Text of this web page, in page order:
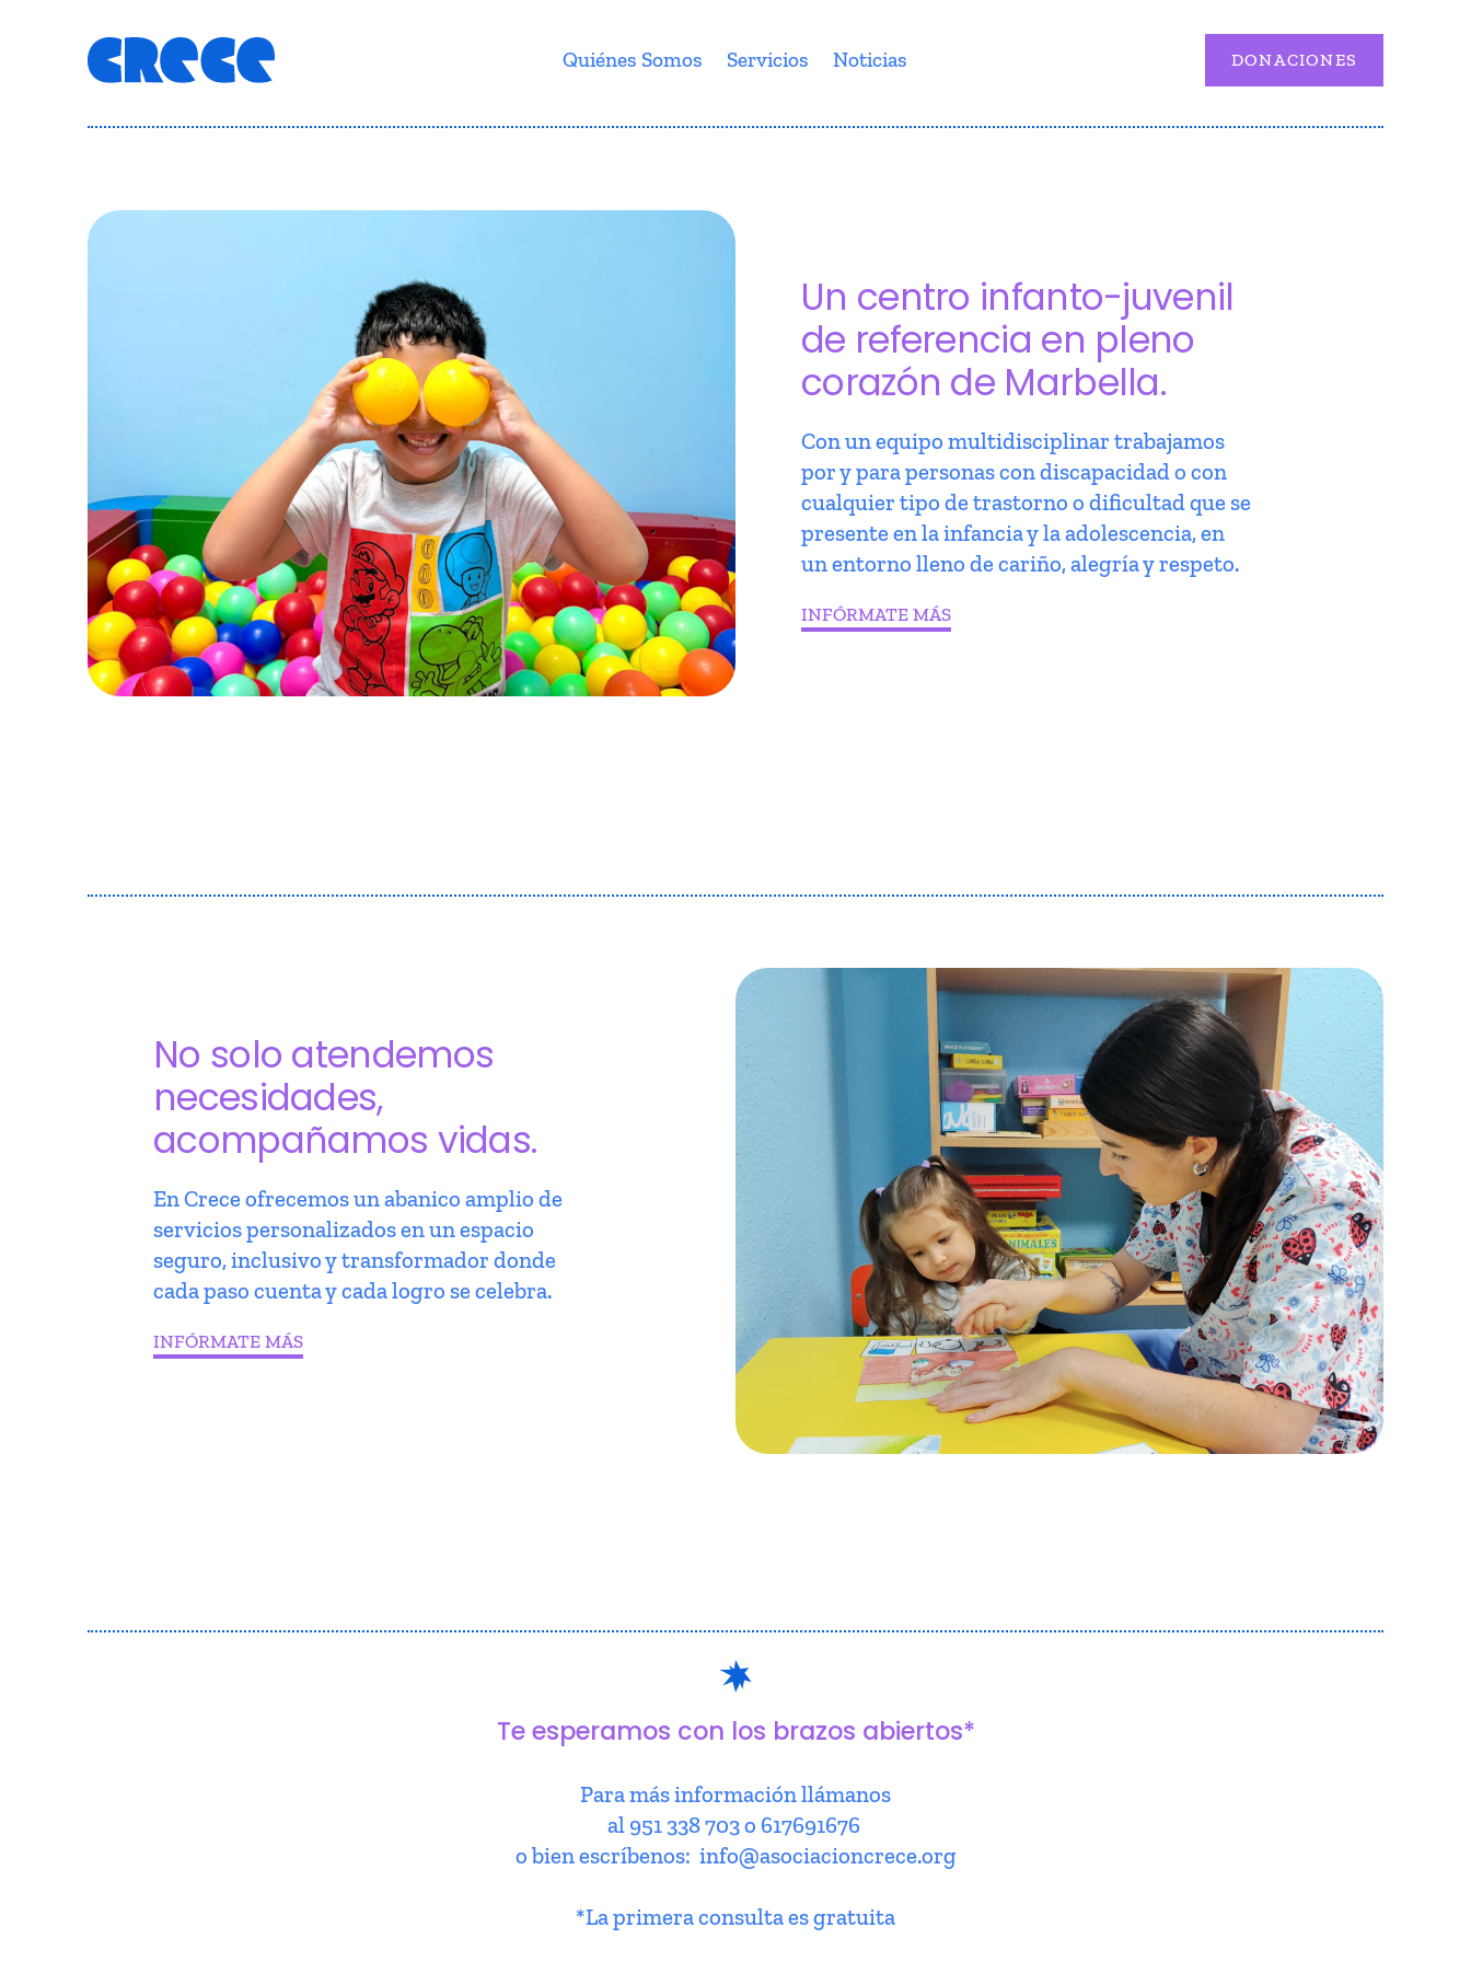
Quiénes Somos Servicios Noticias DONACIONES
Un centro infanto-juvenil
de referencia en pleno
corazón de Marbella.
Con un equipo multidisciplinar trabajamos
por y para personas con discapacidad o con
cualquier tipo de trastorno o dificultad que se
presente en la infancia y la adolescencia, en
un entorno lleno de cariño, alegría y respeto.
INFÓRMATE MÁS
No solo atendemos
necesidades,
acompañamos vidas.
En Crece ofrecemos un abanico amplio de
servicios personalizados en un espacio
seguro, inclusivo y transformador donde
cada paso cuenta y cada logro se celebra.
INFÓRMATE MÁS
Te esperamos con los brazos abiertos*
Para más información llámanos
al 951 338 703 o 617691676
o bien escríbenos: info@asociacioncrece.org
*La primera consulta es gratuita